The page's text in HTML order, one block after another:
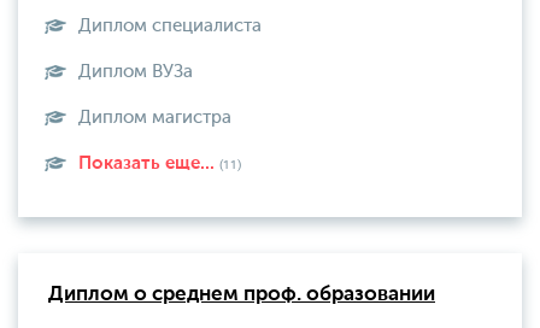
Диплом специалиста
Диплом ВУЗа
Диплом магистра
Показать еще... (11)
Диплом о среднем проф. образовании